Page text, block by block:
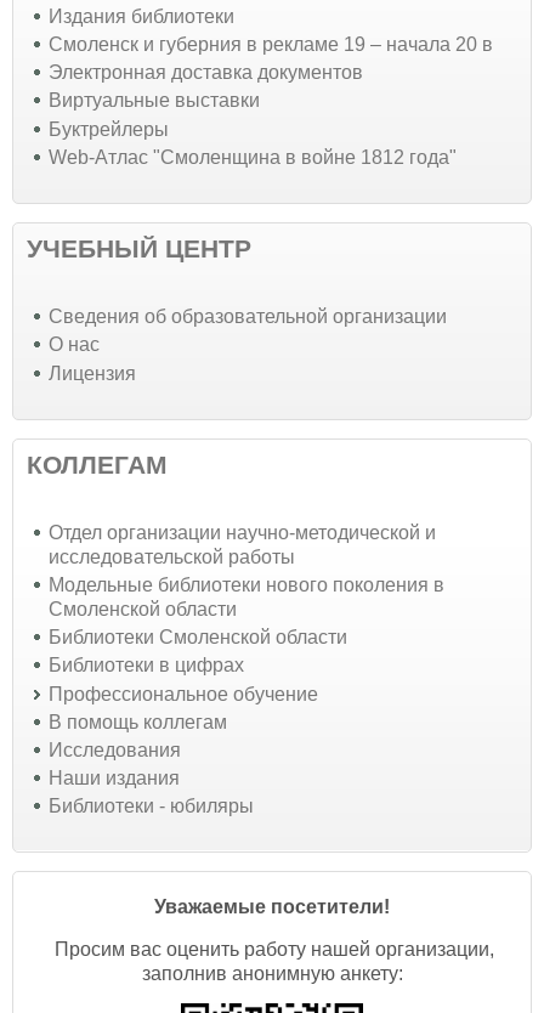
Издания библиотеки
Смоленск и губерния в рекламе 19 – начала 20 в
Электронная доставка документов
Виртуальные выставки
Буктрейлеры
Web-Атлас "Смоленщина в войне 1812 года"
УЧЕБНЫЙ ЦЕНТР
Cведения об образовательной организации
О нас
Лицензия
КОЛЛЕГАМ
Отдел организации научно-методической и
исследовательской работы
Модельные библиотеки нового поколения в
Смоленской области
Библиотеки Смоленской области
Библиотеки в цифрах
Профессиональное обучение
В помощь коллегам
Исследования
Наши издания
Библиотеки - юбиляры
Уважаемые посетители!
Просим вас оценить работу нашей организации,
заполнив анонимную анкету: